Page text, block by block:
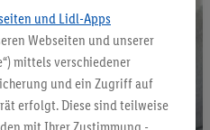
und Lidl-Apps
Webseiten und unserer
mittels verschiedener
und ein Zugriff auf
erfolgt. Diese sind teilweise
mit Ihrer Zustimmung -